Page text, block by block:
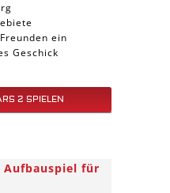
ein
Geschick
2 SPIELEN
Aufbauspiel für